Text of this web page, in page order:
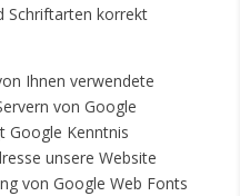
Schriftarten korrekt
Ihnen verwendete
von Google
Google Kenntnis
unsere Website
von Google Web Fonts